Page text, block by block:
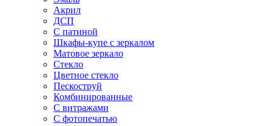
Акрил
ДСП
С патиной
Шкафы-купе с зеркалом
Матовое зеркало
Стекло
Цветное стекло
Пескоструй
Комбинированные
С витражами
С фотопечатью